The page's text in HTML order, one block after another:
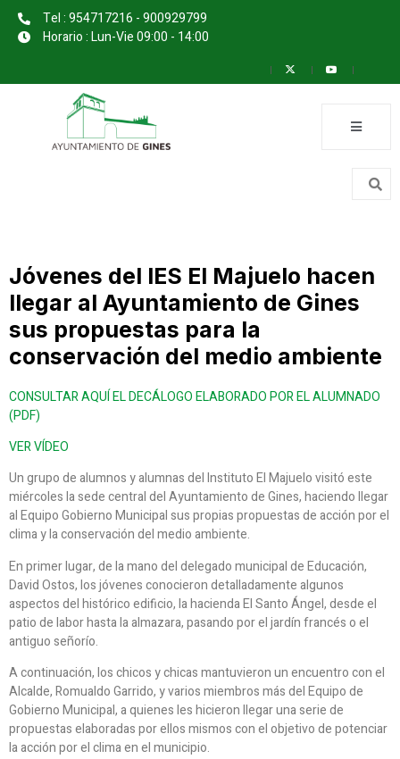
Tel : 954717216 - 900929799
Horario : Lun-Vie 09:00 - 14:00
Jóvenes del IES El Majuelo hacen
llegar al Ayuntamiento de Gines
sus propuestas para la
conservación del medio ambiente
CONSULTAR AQUÍ EL DECÁLOGO ELABORADO POR EL ALUMNADO
(PDF)
VER VÍDEO
Un grupo de alumnos y alumnas del Instituto El Majuelo visitó este
miércoles la sede central del Ayuntamiento de Gines, haciendo llegar
al Equipo Gobierno Municipal sus propias propuestas de acción por el
clima y la conservación del medio ambiente.
En primer lugar, de la mano del delegado municipal de Educación,
David Ostos, los jóvenes conocieron detalladamente algunos
aspectos del histórico edificio, la hacienda El Santo Ángel, desde el
patio de labor hasta la almazara, pasando por el jardín francés o el
antiguo señorío.
A continuación, los chicos y chicas mantuvieron un encuentro con el
Alcalde, Romualdo Garrido, y varios miembros más del Equipo de
Gobierno Municipal, a quienes les hicieron llegar una serie de
propuestas elaboradas por ellos mismos con el objetivo de potenciar
la acción por el clima en el municipio.